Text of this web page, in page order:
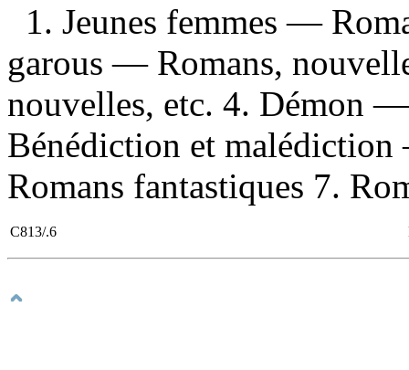
1. Jeunes femmes —
garous — Romans,
nouvelles, etc. 4. Démon
Bénédiction et
Romans fantastiques 7.
C813/.6